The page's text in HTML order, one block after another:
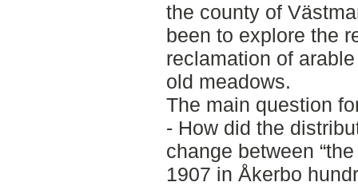
the county of
been to explore the
reclamation of
old meadows.
The main question
- How did the
change between
1907 in Åkerbo